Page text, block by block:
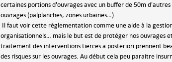
certaines portions d'ouvrages avec un buffer de 50m
ouvrages (palplanches, zones urbaines…).
Il faut voir cette règlementation comme une aide à la
organisationnels… mais le but est de protéger nos ouvrages
traitement des interventions tierces a posteriori prennent
des risques sur les ouvrages. Au début cela peu paraitre